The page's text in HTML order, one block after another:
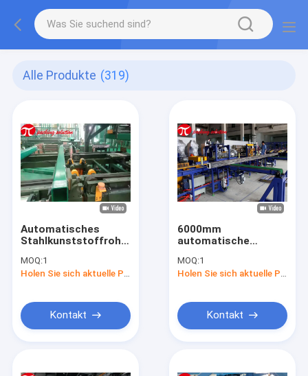
Alle Produkte (319)
Automatisches
Stahlkunststoffrohr-
Verpackungsmaschine
der rohr-
200-800mm
MOQ:1
Holen Sie sich aktuelle Preis
Kontakt
6000mm
automatische
Stahlröhrenverpackungs-
Maschinen-/Rohr-
Maschine
MOQ:1
Holen Sie sich aktuelle Preis
Kontakt